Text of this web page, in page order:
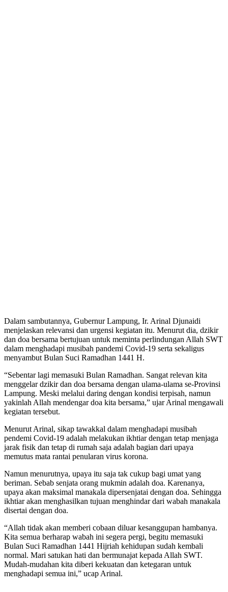
Dalam sambutannya, Gubernur Lampung, Ir. Arinal Djunaidi
menjelaskan relevansi dan urgensi kegiatan itu. Menurut dia, dzikir
dan doa bersama bertujuan untuk meminta perlindungan Allah SWT
dalam menghadapi musibah pandemi Covid-19 serta sekaligus
menyambut Bulan Suci Ramadhan 1441 H.
“Sebentar lagi memasuki Bulan Ramadhan. Sangat relevan kita
menggelar dzikir dan doa bersama dengan ulama-ulama se-Provinsi
Lampung. Meski melalui daring dengan kondisi terpisah, namun
yakinlah Allah mendengar doa kita bersama,” ujar Arinal mengawali
kegiatan tersebut.
Menurut Arinal, sikap tawakkal dalam menghadapi musibah
pendemi Covid-19 adalah melakukan ikhtiar dengan tetap menjaga
jarak fisik dan tetap di rumah saja adalah bagian dari upaya
memutus mata rantai penularan virus korona.
Namun menurutnya, upaya itu saja tak cukup bagi umat yang
beriman. Sebab senjata orang mukmin adalah doa. Karenanya,
upaya akan maksimal manakala dipersenjatai dengan doa. Sehingga
ikhtiar akan menghasilkan tujuan menghindar dari wabah manakala
disertai dengan doa.
“Allah tidak akan memberi cobaan diluar kesanggupan hambanya.
Kita semua berharap wabah ini segera pergi, begitu memasuki
Bulan Suci Ramadhan 1441 Hijriah kehidupan sudah kembali
normal. Mari satukan hati dan bermunajat kepada Allah SWT.
Mudah-mudahan kita diberi kekuatan dan ketegaran untuk
menghadapi semua ini,” ucap Arinal.